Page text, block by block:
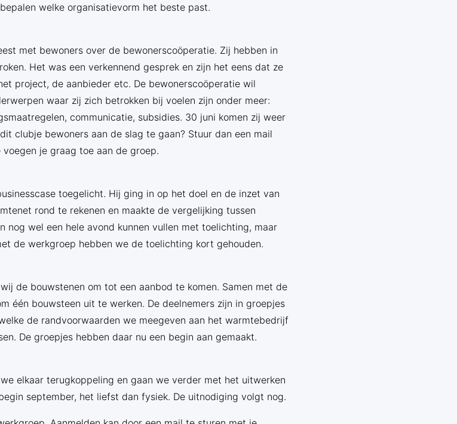
welke organisatievorm het beste past.
met bewoners over de bewonerscoöperatie. Zij hebben in
Het was een verkennend gesprek en zijn het eens dat ze
project, de aanbieder etc. De bewonerscoöperatie wil
waar zij zich betrokken bij voelen zijn onder meer:
communicatie, subsidies. 30 juni komen zij weer
clubje bewoners aan de slag te gaan? Stuur dan een mail
je graag toe aan de groep.
toegelicht. Hij ging in op het doel en de inzet van
rond te rekenen en maakte de vergelijking tussen
nog wel een hele avond kunnen vullen met toelichting, maar
de werkgroep hebben we de toelichting kort gehouden.
de bouwstenen om tot een aanbod te komen. Samen met de
één bouwsteen uit te werken. De deelnemers zijn in groepjes
de randvoorwaarden we meegeven aan het warmtebedrijf
De groepjes hebben daar nu een begin aan gemaakt.
elkaar terugkoppeling en gaan we verder met het uitwerken
september, het liefst dan fysiek. De uitnodiging volgt nog.